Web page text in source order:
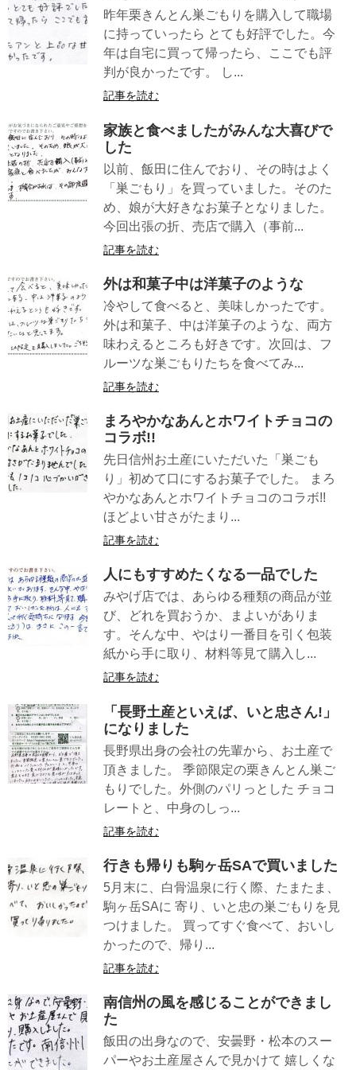
昨年栗きんとん巣ごもりを購入して職場
に持っていったら とても好評でした。今
年は自宅に買って帰ったら、ここでも評
判が良かったです。 し...
記事を読む
家族と食べましたがみんな大喜びで
した
以前、飯田に住んでおり、その時はよく
「巣ごもり」を買っていました。そのた
め、娘が大好きなお菓子となりました。
今回出張の折、売店で購入（事前...
記事を読む
外は和菓子中は洋菓子のような
冷やして食べると、美味しかったです。
外は和菓子、中は洋菓子のような、両方
味わえるところも好きです。次回は、フ
ルーツな巣ごもりたちを食べてみ...
記事を読む
まろやかなあんとホワイトチョコの
コラボ!!
先日信州お土産にいただいた「巣ごも
り」初めて口にするお菓子でした。 まろ
やかなあんとホワイトチョコのコラボ!!
ほどよい甘さがたまり...
記事を読む
人にもすすめたくなる一品でした
みやげ店では、あらゆる種類の商品が並
び、どれを買おうか、まよいがありま
す。そんな中、やはり一番目を引く包装
紙から手に取り、材料等見て購入し...
記事を読む
「長野土産といえば、いと忠さん!」
になりました
長野県出身の会社の先輩から、お土産で
頂きました。 季節限定の栗きんとん巣ご
もりでした。外側のパリっとした チョコ
レートと、中身のしっ...
記事を読む
行きも帰りも駒ヶ岳SAで買いました
5月末に、白骨温泉に行く際、たまたま、
駒ヶ岳SAに 寄り、いと忠の巣ごもりを見
つけました。 買ってすぐ食べて、おいし
かったので、帰り...
記事を読む
南信州の風を感じることができまし
た
飯田の出身なので、安曇野・松本のスー
パーやお土産屋さんで見かけて 嬉しくな